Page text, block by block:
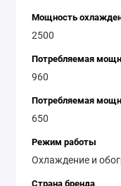
Мощность
2500
Потребляемая
960
Потребляемая
650
Режим работы
Охлаждение и
Страна бренда